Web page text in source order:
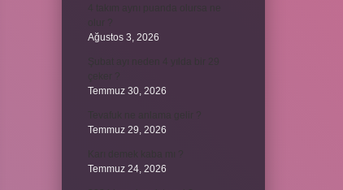
Ağustos 3, 2026
Temmuz 30, 2026
Temmuz 29, 2026
Temmuz 24, 2026